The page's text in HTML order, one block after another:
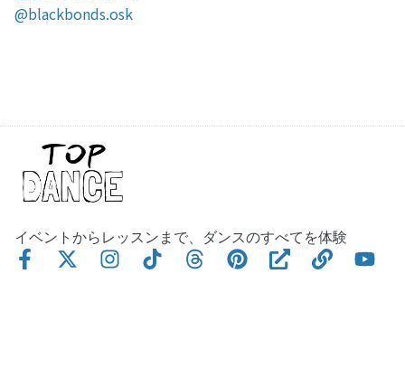
@blackbonds.osk
イベントからレッスンまで、ダンスのすべてを体験